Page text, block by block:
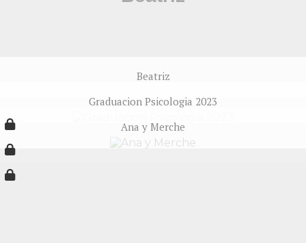
Beatriz
Graduacion Psicologia 2023
Ana y Merche